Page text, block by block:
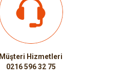
Müşteri Hizmetleri
0216 596 32 75